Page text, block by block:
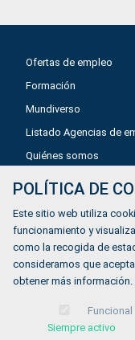
Ofertas de empleo
Formación
Mundiverso
Listado Agencias de
Quiénes somos
Política de privacidad
Política de Cookies
Accesibilidad
POLÍTICA DE
Este sitio web utiliza
funcionamiento y
como la recogida de
consideramos que
obtener más información.
Funcional
Siempre activo